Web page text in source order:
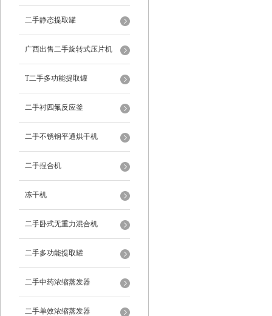
二手静态提取罐
广西出售二手旋转式压片机
T二手多功能提取罐
二手衬四氟反应釜
二手不锈钢平通烘干机
二手捏合机
冻干机
二手卧式无重力混合机
二手多功能提取罐
二手中药浓缩蒸发器
二手单效浓缩蒸发器